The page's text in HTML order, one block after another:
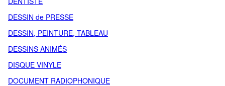
DESSIN de PRESSE
DESSIN, PEINTURE, TABLEAU
DESSINS ANIMÉS
DISQUE VINYLE
DOCUMENT RADIOPHONIQUE